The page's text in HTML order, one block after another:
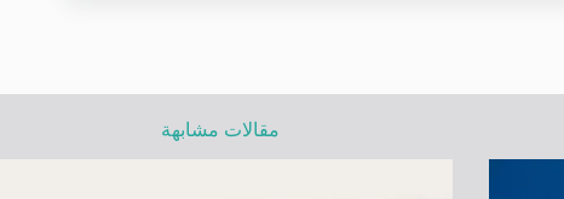
مقالات مشابهة